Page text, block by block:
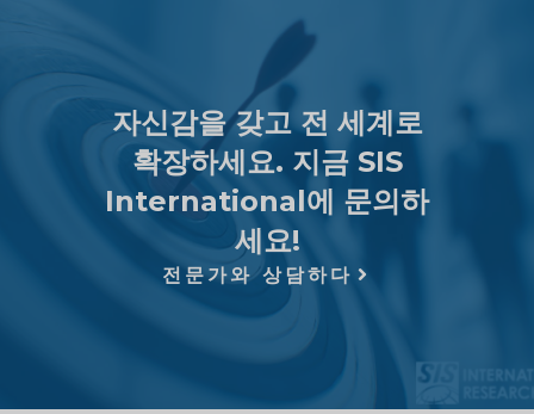
자신감을 갖고 전 세계로
확장하세요. 지금 SIS
International에 문의하
세요!
전문가와 상담하다